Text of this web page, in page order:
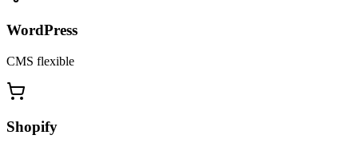
WordPress
CMS flexible
Shopify